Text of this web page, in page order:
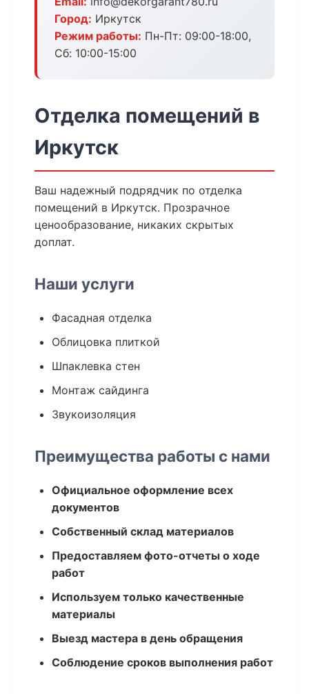
Город: Иркутск
Режим работы: Пн-Пт: 09:00-18:00,
Сб: 10:00-15:00
Отделка помещений в
Иркутск
Ваш надежный подрядчик по отделка
помещений в Иркутск. Прозрачное
ценообразование, никаких скрытых
доплат.
Наши услуги
Фасадная отделка
Облицовка плиткой
Шпаклевка стен
Монтаж сайдинга
Звукоизоляция
Преимущества работы с нами
Официальное оформление всех
документов
Собственный склад материалов
Предоставляем фото-отчеты о ходе
работ
Используем только качественные
материалы
Выезд мастера в день обращения
Соблюдение сроков выполнения работ